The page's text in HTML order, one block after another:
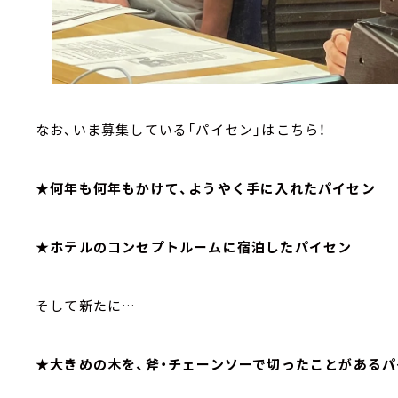
なお、いま募集している「パイセン」はこちら！
★何年も何年もかけて、ようやく手に入れたパイセン
★ホテルのコンセプトルームに宿泊したパイセン
そして新たに…
★大きめの木を、斧・チェーンソーで切ったことがあるパ